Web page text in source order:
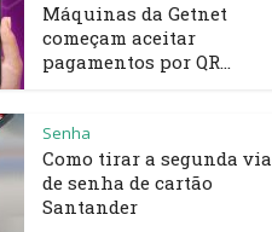
Máquinas da Getnet
começam aceitar
pagamentos por QR...
Senha
Como tirar a segunda via
de senha de cartão
Santander